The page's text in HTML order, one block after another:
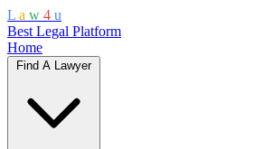
L a w 4 u
Best Legal Platform
Home
Find A Lawyer